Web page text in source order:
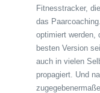
Fitnesstracker,
das
optimiert werden,
besten Version
auch in vielen
propagiert. Und